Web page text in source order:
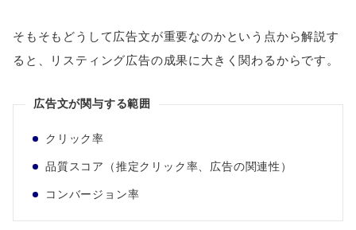
そもそもどうして広告文が重要なのかという点から解説す
ると、リスティング広告の成果に大きく関わるからです。
広告文が関与する範囲
クリック率
品質スコア（推定クリック率、広告の関連性）
コンバージョン率